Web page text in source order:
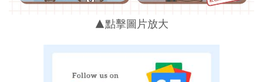
▲點擊圖片放大